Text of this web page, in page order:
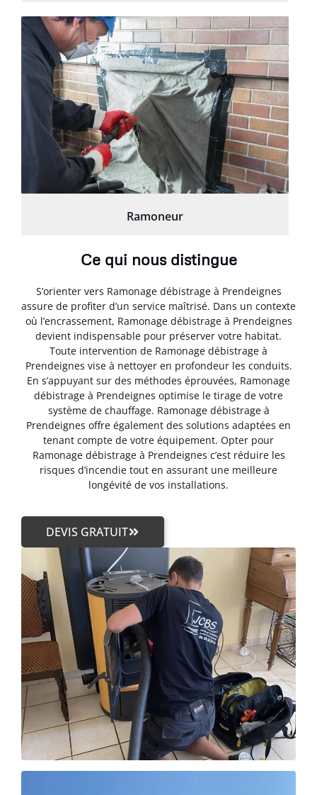
Ramoneur
Ce qui nous distingue
S’orienter vers Ramonage débistrage à Prendeignes
assure de profiter d’un service maîtrisé. Dans un contexte
où l’encrassement, Ramonage débistrage à Prendeignes
devient indispensable pour préserver votre habitat.
Toute intervention de Ramonage débistrage à
Prendeignes vise à nettoyer en profondeur les conduits.
En s’appuyant sur des méthodes éprouvées, Ramonage
débistrage à Prendeignes optimise le tirage de votre
système de chauffage. Ramonage débistrage à
Prendeignes offre également des solutions adaptées en
tenant compte de votre équipement. Opter pour
Ramonage débistrage à Prendeignes c’est réduire les
risques d’incendie tout en assurant une meilleure
longévité de vos installations.
DEVIS GRATUIT